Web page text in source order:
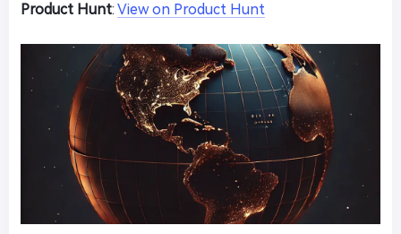
Product Hunt: View on Product Hunt